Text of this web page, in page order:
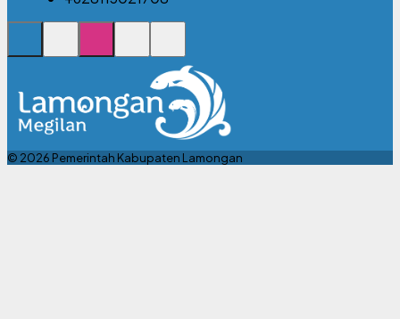
© 2026 Pemerintah Kabupaten Lamongan